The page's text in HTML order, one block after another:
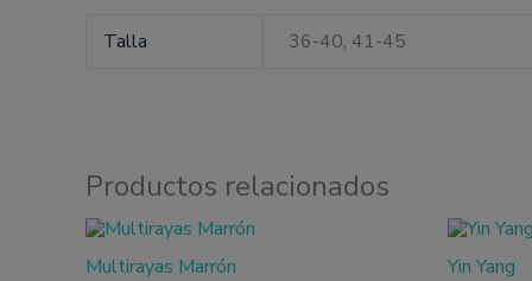
Talla 36-40, 41-45
Productos relacionados
Multirayas Marrón Yin Yang